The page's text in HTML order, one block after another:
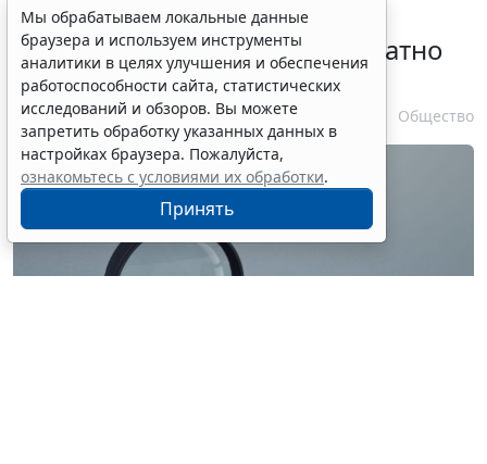
Временное удостоверение
личности оформляется бесплатно
при утрате паспорта
7 августа 2026 17:55 Общество
Мы обрабатываем локальные данные
браузера и используем инструменты
аналитики в целях улучшения и обеспечения
работоспособности сайта, статистических
исследований и обзоров. Вы можете
запретить обработку указанных данных в
настройках браузера. Пожалуйста,
ознакомьтесь с условиями их обработки.
Принять